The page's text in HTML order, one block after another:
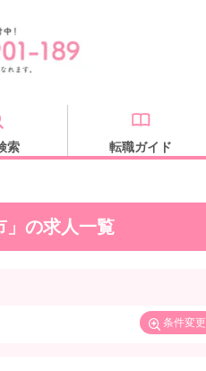
索 転職ガイド
」の求人一覧
条件変更